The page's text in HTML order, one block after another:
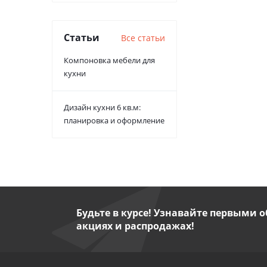
Статьи Все статьи
Компоновка мебели для
кухни
Дизайн кухни 6 кв.м:
планировка и оформление
Будьте в курсе! Узнавайте первыми
акциях и распродажах!